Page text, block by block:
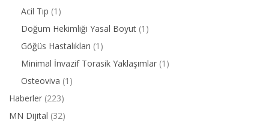
Acil Tıp (1)
Doğum Hekimliği Yasal Boyut (1)
Göğüs Hastalıkları (1)
Minimal İnvazif Torasik Yaklaşımlar (1)
Osteoviva (1)
Haberler (223)
MN Dijital (32)